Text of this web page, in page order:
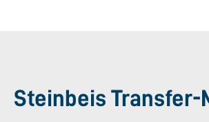
Steinbeis Transfer-